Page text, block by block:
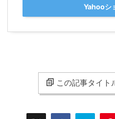
Yahooシ
この記事タイト